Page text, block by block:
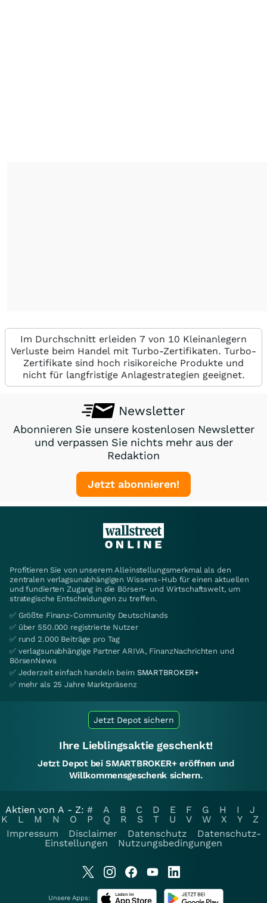
Im Durchschnitt erleiden 7 von 10 Kleinanlegern
Verluste beim Handel mit Turbo-Zertifikaten. Turbo-
Zertifikate sind hoch risikoreiche Produkte und
nicht für langfristige Anlagestrategien geeignet.
Newsletter
Abonnieren Sie unsere kostenlosen Newsletter
und verpassen Sie nichts mehr aus der
Redaktion
Jetzt abonnieren!
Profitieren Sie von unserem Alleinstellungsmerkmal als den
zentralen verlagsunabhängigen Wissens-Hub für einen aktuellen
und fundierten Zugang in die Börsen- und Wirtschaftswelt, um
strategische Entscheidungen zu treffen.
✅ Größte Finanz-Community Deutschlands
✅ über 550.000 registrierte Nutzer
✅ rund 2.000 Beiträge pro Tag
✅ verlagsunabhängige Partner ARIVA, FinanzNachrichten und
BörsenNews
✅ Jederzeit einfach handeln beim SMARTBROKER+
✅ mehr als 25 Jahre Marktpräsenz
Jetzt Depot sichern
Ihre Lieblingsaktie geschenkt!
Jetzt Depot bei SMARTBROKER+ eröffnen und
Willkommensgeschenk sichern.
Aktien von A - Z: # A B C D E F G H I
J
K
L M N O P Q R S T U V W X Y
Z
Impressum
Disclaimer Datenschutz
Datenschutz-
Einstellungen
Nutzungsbedingungen
Unsere Apps: